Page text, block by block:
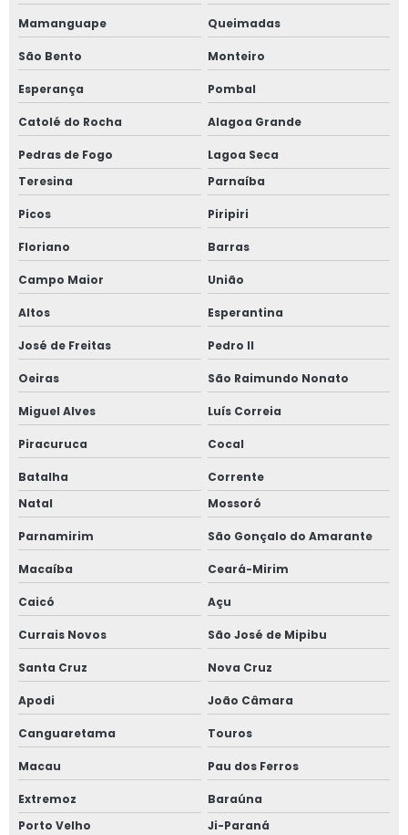
Mamanguape Queimadas
São Bento Monteiro
Esperança Pombal
Catolé do Rocha Alagoa Grande
Pedras de Fogo
Lagoa Seca
Teresina
Parnaíba
Picos Piripiri
Floriano Barras
Campo Maior União
Altos Esperantina
José de Freitas Pedro II
Oeiras São Raimundo Nonato
Miguel Alves Luís Correia
Piracuruca Cocal
Batalha
Corrente
Natal
Mossoró
Parnamirim São Gonçalo do Amarante
Macaíba Ceará-Mirim
Caicó Açu
Currais Novos São José de Mipibu
Santa Cruz Nova Cruz
Apodi João Câmara
Canguaretama Touros
Macau Pau dos Ferros
Extremoz
Baraúna
Porto Velho
Ji-Paraná